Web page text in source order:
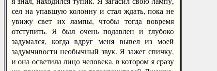
сел на упавшую колонну и стал ждать, пока не
увижу свет их лампы, чтобы тогда вовремя
отступить. Я был очень подавлен и глубоко
задумался, когда вдруг меня вывел из моей
задумчивости необычный звук. Я зажег спичку,
и она осветила лицо человека, в котором я сразу